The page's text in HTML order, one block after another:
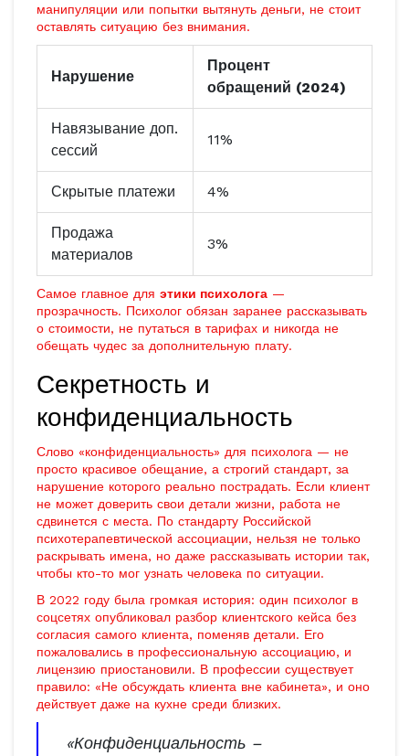
манипуляции или попытки вытянуть деньги, не стоит
оставлять ситуацию без внимания.
Нарушение
Процент
обращений (2024)
Навязывание доп.
сессий
11%
Скрытые платежи 4%
Продажа
материалов
3%
Самое главное для этики психолога —
прозрачность. Психолог обязан заранее рассказывать
о стоимости, не путаться в тарифах и никогда не
обещать чудес за дополнительную плату.
Секретность и
конфиденциальность
Слово «конфиденциальность» для психолога — не
просто красивое обещание, а строгий стандарт, за
нарушение которого реально пострадать. Если клиент
не может доверить свои детали жизни, работа не
сдвинется с места. По стандарту Российской
психотерапевтической ассоциации, нельзя не только
раскрывать имена, но даже рассказывать истории так,
чтобы кто-то мог узнать человека по ситуации.
В 2022 году была громкая история: один психолог в
соцсетях опубликовал разбор клиентского кейса без
согласия самого клиента, поменяв детали. Его
пожаловались в профессиональную ассоциацию, и
лицензию приостановили. В профессии существует
правило: «Не обсуждать клиента вне кабинета», и оно
действует даже на кухне среди близких.
«Конфиденциальность –